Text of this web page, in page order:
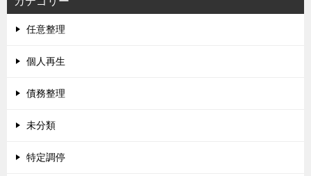
任意整理
個人再生
債務整理
未分類
特定調停